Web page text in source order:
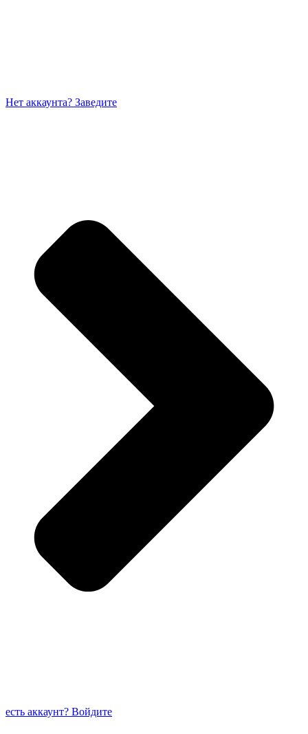
Нет аккаунта? Заведите
есть аккаунт? Войдите